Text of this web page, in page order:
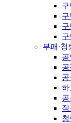
부패·청
하
청